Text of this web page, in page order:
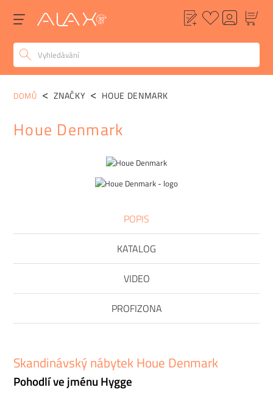
DOMŮ ZNAČKY HOUE DENMARK
Houe Denmark
POPIS
KATALOG
VIDEO
PROFIZONA
Skandinávský nábytek Houe Denmark
Pohodlí ve jménu Hygge